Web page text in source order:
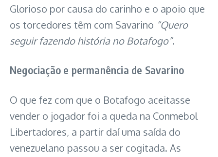
Glorioso por causa do carinho e o apoio que
os torcedores têm com Savarino “Quero
seguir fazendo história no Botafogo”.
Negociação e permanência de Savarino
O que fez com que o Botafogo aceitasse
vender o jogador foi a queda na Conmebol
Libertadores, a partir daí uma saída do
venezuelano passou a ser cogitada. As